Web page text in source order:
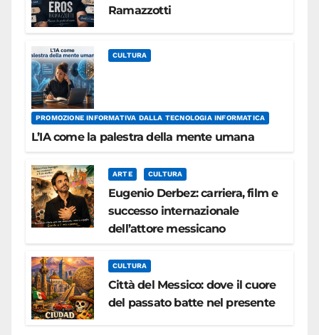
Ramazzotti
CULTURA
PROMOZIONE INFORMATIVA DALLA TECNOLOGIA INFORMATICA
L’IA come la palestra della mente umana
ARTE CULTURA
Eugenio Derbez: carriera, film e
successo internazionale
dell’attore messicano
CULTURA
Città del Messico: dove il cuore
del passato batte nel presente